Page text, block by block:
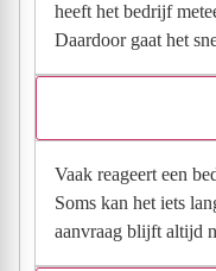
heeft het bedrijf
Daardoor gaat het
Vaak reageert een
Soms kan het iets
aanvraag blijft altijd